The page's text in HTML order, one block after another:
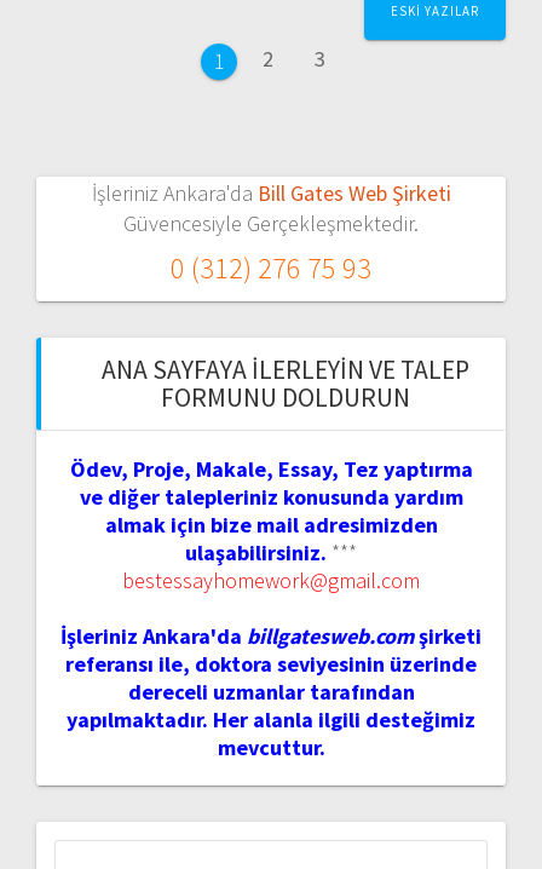
dolaşımı Sayfa
1 Sayfa
2 Sayfa
3
ESKI YAZILAR
İşleriniz Ankara'da Bill Gates Web Şirketi
Güvencesiyle Gerçekleşmektedir.
0 (312) 276 75 93
ANA SAYFAYA İLERLEYIN VE TALEP
FORMUNU DOLDURUN
Ödev, Proje, Makale, Essay, Tez yaptırma
ve diğer talepleriniz konusunda yardım
almak için bize mail adresimizden
ulaşabilirsiniz. ***
bestessayhomework@gmail.com
İşleriniz Ankara'da billgatesweb.comşirketi
referansı ile, doktora seviyesinin üzerinde
dereceli uzmanlar tarafından
yapılmaktadır. Her alanla ilgili desteğimiz
mevcuttur.